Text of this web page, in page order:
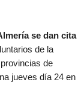
se dan cita
de la
de
jueves día 24 en